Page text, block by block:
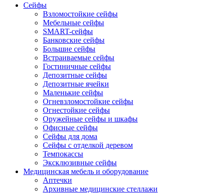
Сейфы
Взломостойкие сейфы
Мебельные сейфы
SMART-сейфы
Банковские сейфы
Большие сейфы
Встраиваемые сейфы
Гостиничные сейфы
Депозитные сейфы
Депозитные ячейки
Маленькие сейфы
Огневзломостойкие сейфы
Огнестойкие сейфы
Оружейные сейфы и шкафы
Офисные сейфы
Сейфы для дома
Сейфы с отделкой деревом
Темпокассы
Эксклюзивные сейфы
Медицинская мебель и оборудование
Аптечки
Архивные медицинские стеллажи